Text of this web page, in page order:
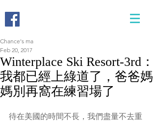
Winterplace Ski Resort-3rd：
我都已經上綠道了，爸爸媽
媽別再窩在練習場了
Chance's ma
Feb 20, 2017
待在美國的時間不長，我們盡量不去重